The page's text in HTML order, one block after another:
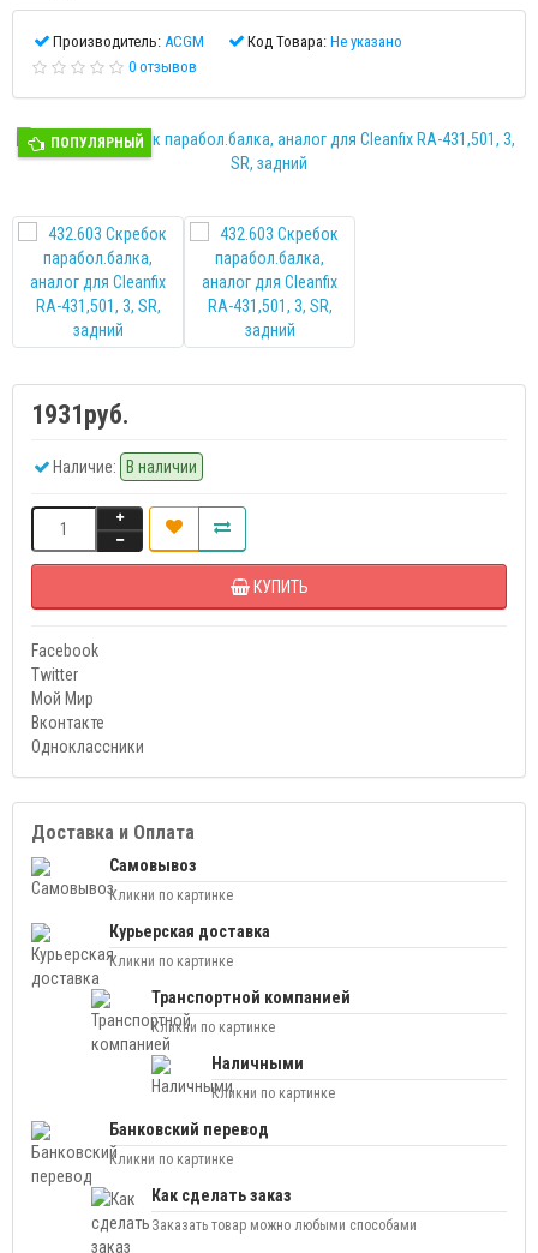
Производитель: ACGM Код Товара: Не указано
0 отзывов
ПОПУЛЯРНЫЙ
1931руб.
Наличие: В наличии
КУПИТЬ
Facebook
Twitter
Мой Мир
Вконтакте
Одноклассники
Доставка и Оплата
Самовывоз
Кликни по картинке
Курьерская доставка
Кликни по картинке
Транспортной компанией
Кликни по картинке
Наличными
Кликни по картинке
Банковский перевод
Кликни по картинке
Как сделать заказ
Заказать товар можно любыми способами